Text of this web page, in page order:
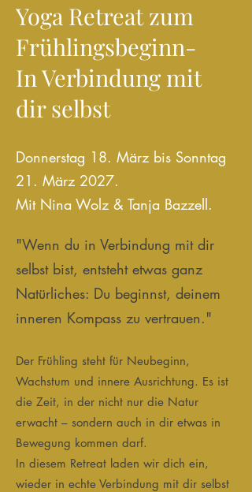
Yoga Retreat zum
Frühlingsbeginn-
In Verbindung mit
dir selbst
Donnerstag 18. März bis Sonntag
21. März 2027.
​Mit Nina Wolz & Tanja Bazzell.
"Wenn du in Verbindung mit dir
selbst bist, entsteht etwas ganz
Natürliches: Du beginnst, deinem
inneren Kompass zu vertrauen."
Der Frühling steht für Neubeginn,
Wachstum und innere Ausrichtung. Es ist
die Zeit, in der nicht nur die Natur
erwacht – sondern auch in dir etwas in
Bewegung kommen darf.
In diesem Retreat laden wir dich ein,
wieder in echte Verbindung mit dir selbst